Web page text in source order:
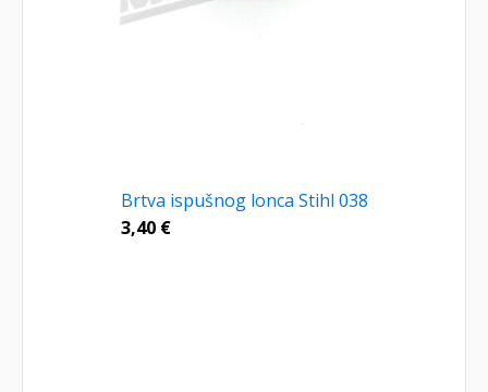
Brtva ispušnog lonca Stihl 038
3,40 €